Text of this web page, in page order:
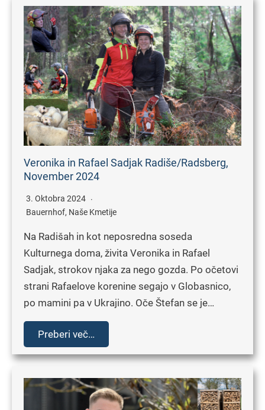
Veronika in Rafael Sadjak Radiše/Radsberg,
November 2024
3. Oktobra 2024
Bauernhof, Naše Kmetije
Na Radišah in kot neposredna soseda
Kulturnega doma, živita Veronika in Rafael
Sadjak, strokov njaka za nego gozda. Po očetovi
strani Rafaelove korenine segajo v Globasnico,
po mamini pa v Ukrajino. Oče Štefan se je…
Preberi več…